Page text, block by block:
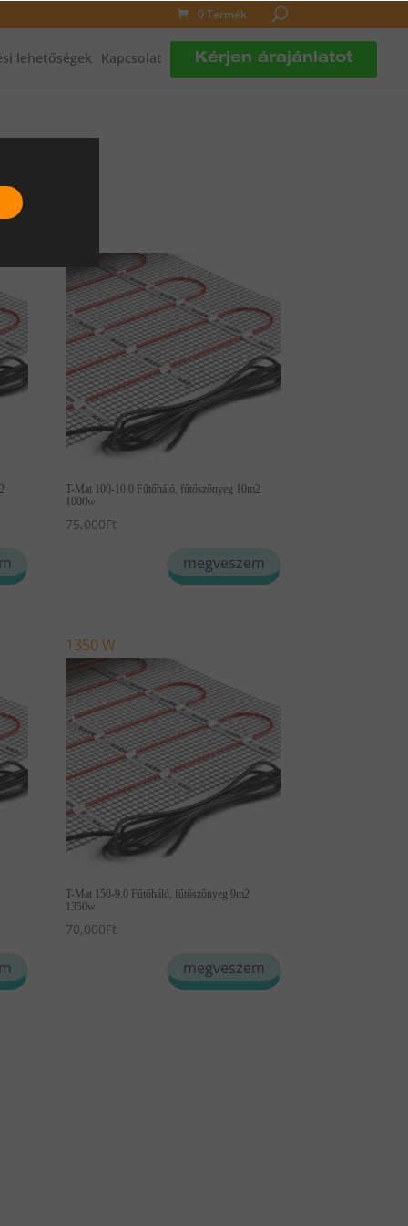
0 Termék
lehetőségek Kapcsolat Kérjen árajánlatot
T-Mat 100-10.0 Fűtőháló, fűtőszőnyeg 10m2
1000w
75,000Ft
megveszem
1350 W
T-Mat 150-9.0 Fűtőháló, fűtőszőnyeg 9m2
1350w
70,000Ft
megveszem